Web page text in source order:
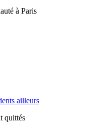
à Paris
ailleurs
quittés